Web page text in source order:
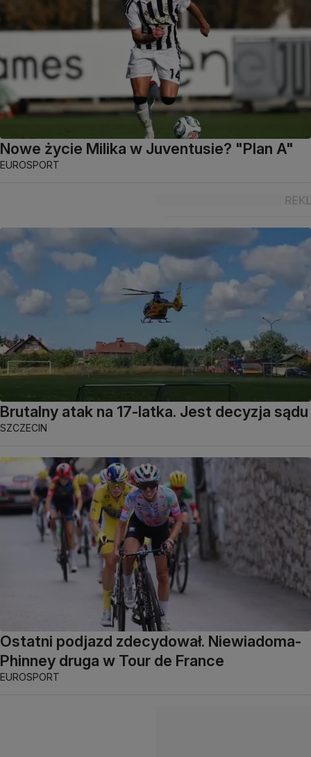
Nowe życie Milika w Juventusie? "Plan A"
EUROSPORT
Brutalny atak na 17-latka. Jest decyzja sądu
SZCZECIN
Ostatni podjazd zdecydował. Niewiadoma-
Phinney druga w Tour de France
EUROSPORT